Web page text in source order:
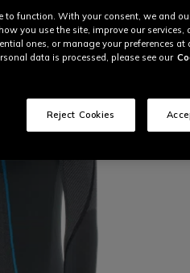
to function. With your consent, we and
you use the site, improve our services,
ones, or manage your preferences at
data is processed, please see our
Reject Cookies